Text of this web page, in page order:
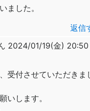
ました。
返信
2024/01/19(金) 20:50
受付させていただきま
いします。